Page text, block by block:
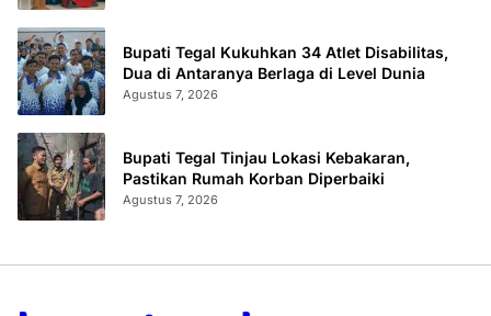
Bupati Tegal Kukuhkan 34 Atlet Disabilitas,
Dua di Antaranya Berlaga di Level Dunia
Agustus 7, 2026
Bupati Tegal Tinjau Lokasi Kebakaran,
Pastikan Rumah Korban Diperbaiki
Agustus 7, 2026